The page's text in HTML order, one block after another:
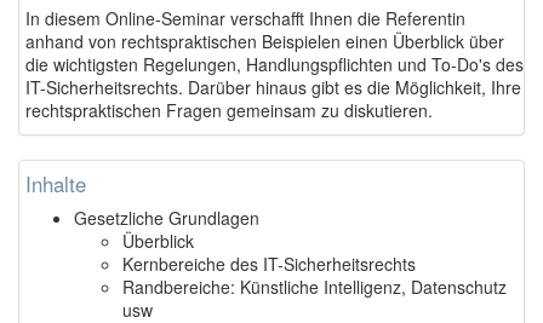
In diesem Online-Seminar verschafft Ihnen die Referentin
anhand von rechtspraktischen Beispielen einen Überblick über
die wichtigsten Regelungen, Handlungspflichten und To-Do's des
IT-Sicherheitsrechts. Darüber hinaus gibt es die Möglichkeit, Ihre
rechtspraktischen Fragen gemeinsam zu diskutieren.
Inhalte
Gesetzliche Grundlagen
Überblick
Kernbereiche des IT-Sicherheitsrechts
Randbereiche: Künstliche Intelligenz, Datenschutz
usw